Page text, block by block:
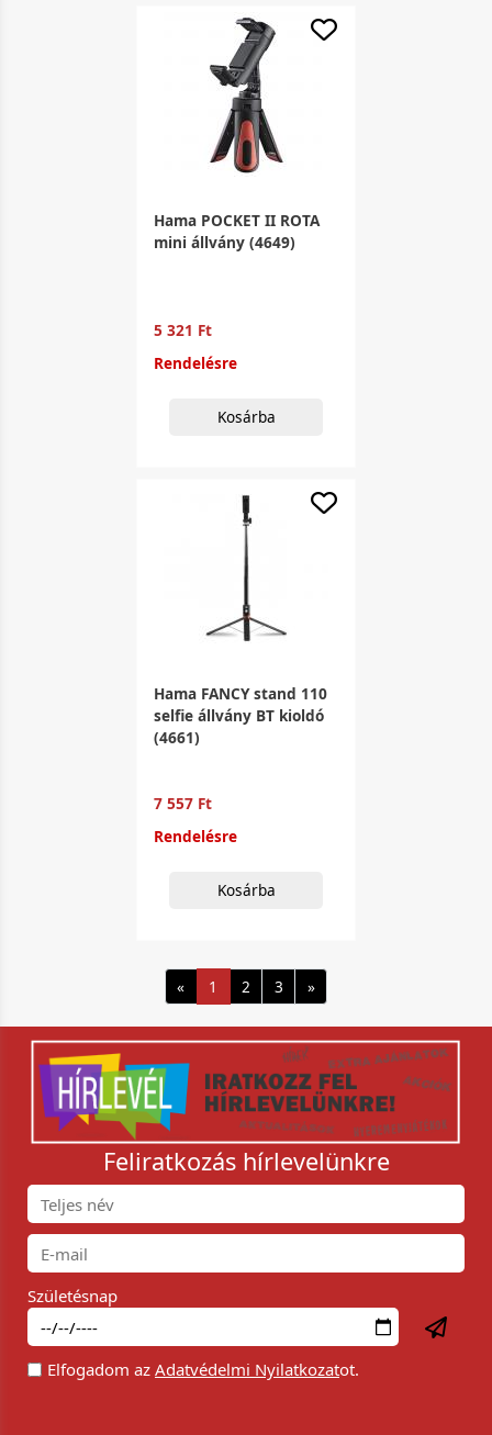
Hama POCKET II ROTA
mini állvány (4649)
5 321 Ft
Rendelésre
Kosárba
Hama FANCY stand 110
selfie állvány BT kioldó
(4661)
7 557 Ft
Rendelésre
Kosárba
« 1 2 3 »
Feliratkozás hírlevelünkre
Születésnap
Elfogadom az Adatvédelmi Nyilatkozatot.